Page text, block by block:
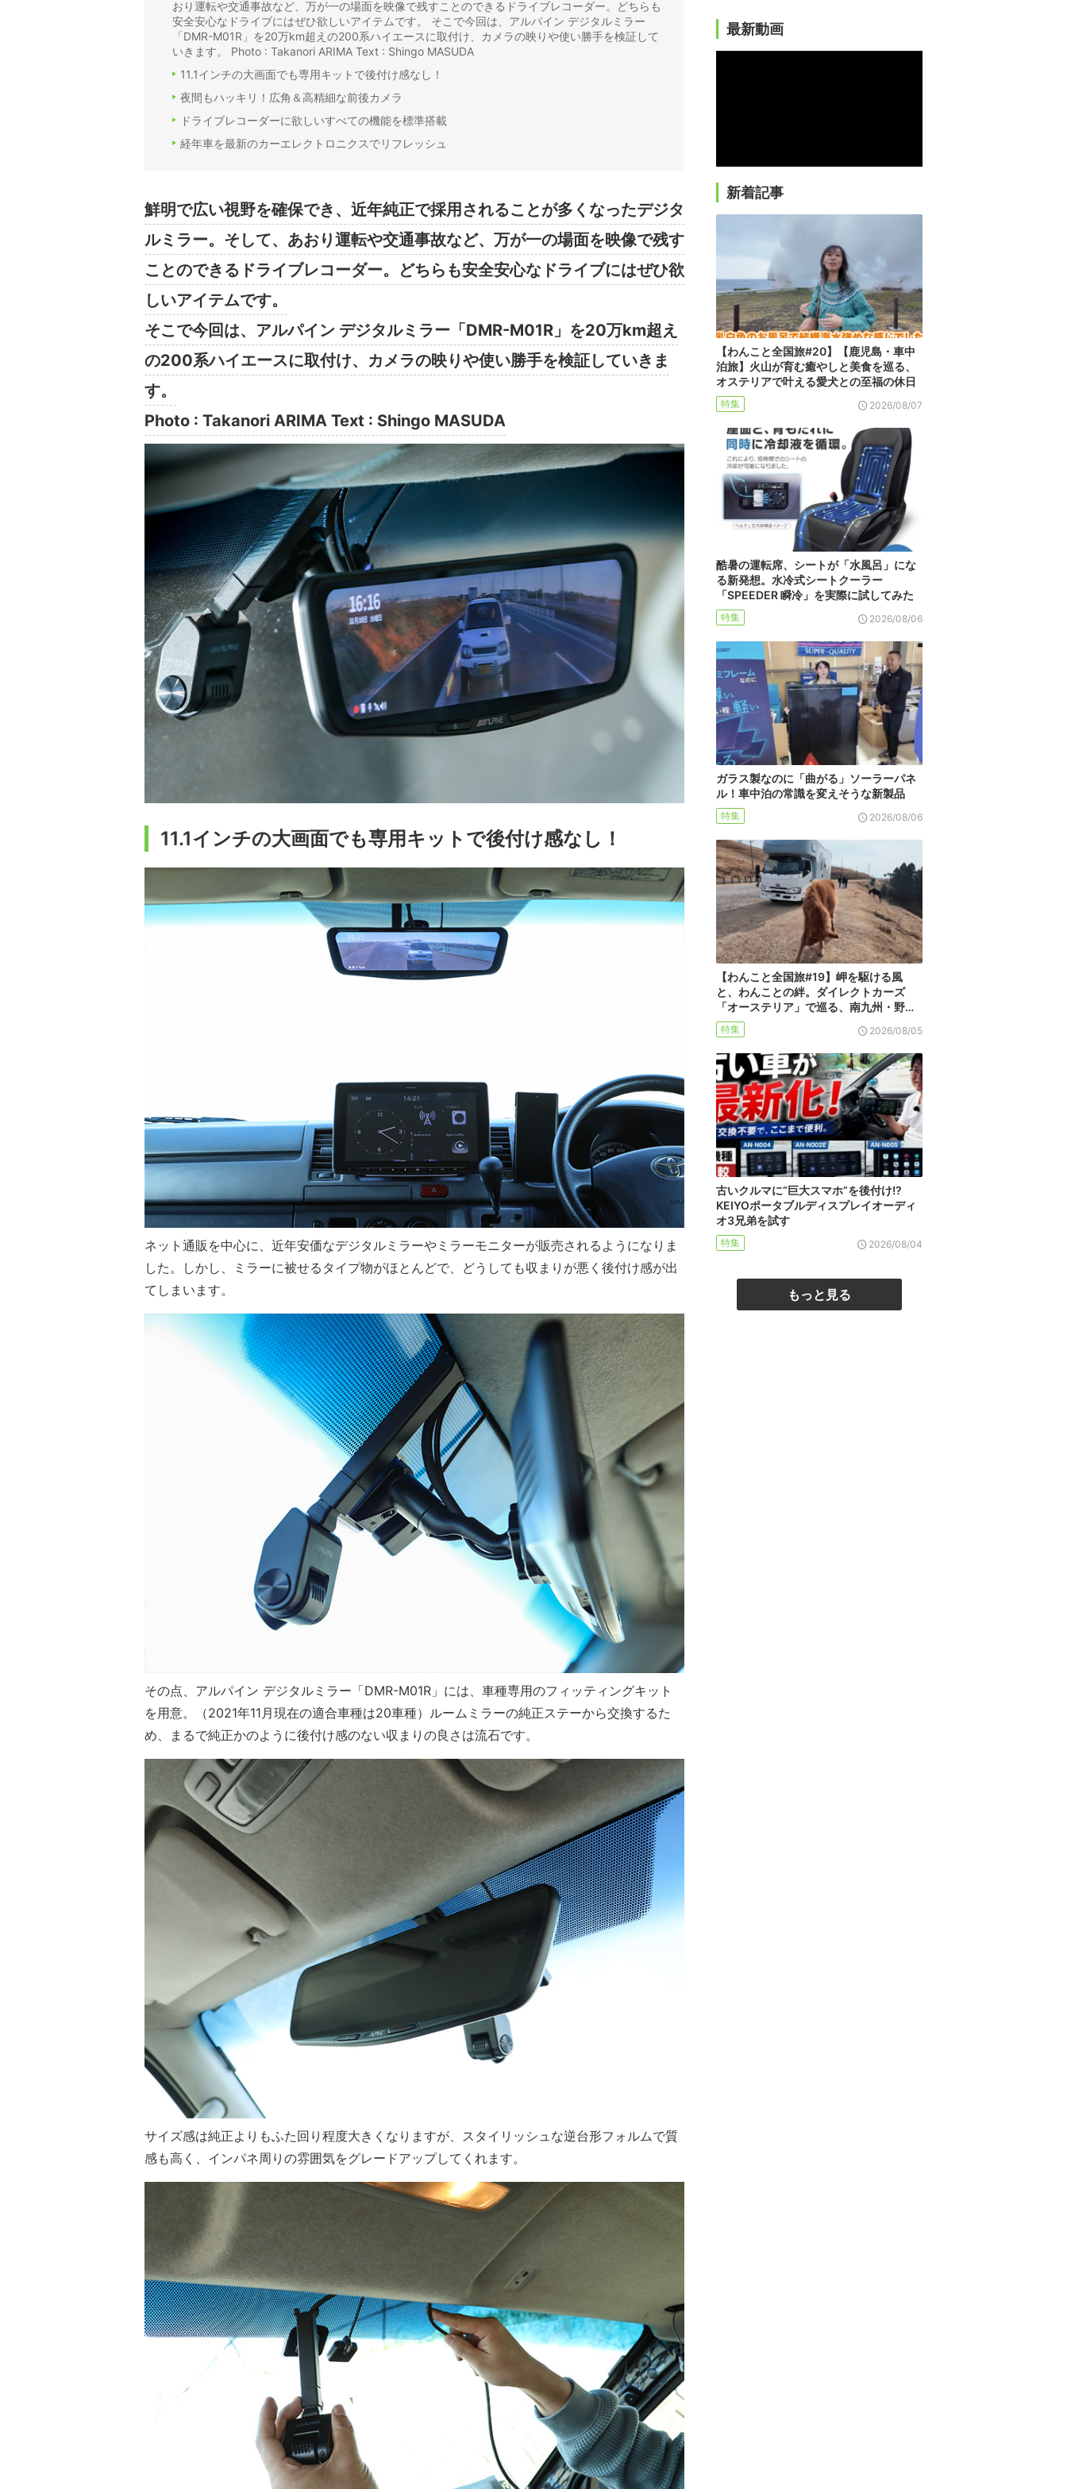
おり運転や交通事故など、万が一の場面を映像で残すことのできるドライブレコーダー。どちらも
安全安心なドライブにはぜひ欲しいアイテムです。 そこで今回は、アルパイン デジタルミラー
「DMR-M01R」を20万km超えの200系ハイエースに取付け、カメラの映りや使い勝手を検証して
いきます。 Photo : Takanori ARIMA Text : Shingo MASUDA
11.1インチの大画面でも専用キットで後付け感なし！
夜間もハッキリ！広角＆高精細な前後カメラ
ドライブレコーダーに欲しいすべての機能を標準搭載
経年車を最新のカーエレクトロニクスでリフレッシュ
鮮明で広い視野を確保でき、近年純正で採用されることが多くなったデジタ
ルミラー。そして、あおり運転や交通事故など、万が一の場面を映像で残す
ことのできるドライブレコーダー。どちらも安全安心なドライブにはぜひ欲
しいアイテムです。
そこで今回は、アルパイン デジタルミラー「DMR-M01R」を20万km超え
の200系ハイエースに取付け、カメラの映りや使い勝手を検証していきま
す。
Photo : Takanori ARIMA Text : Shingo MASUDA
11.1インチの大画面でも専用キットで後付け感なし！
ネット通販を中心に、近年安価なデジタルミラーやミラーモニターが販売されるようになりま
した。しかし、ミラーに被せるタイプ物がほとんどで、どうしても収まりが悪く後付け感が出
てしまいます。
その点、アルパイン デジタルミラー「DMR-M01R」には、車種専用のフィッティングキット
を用意。（2021年11月現在の適合車種は20車種）ルームミラーの純正ステーから交換するた
め、まるで純正かのように後付け感のない収まりの良さは流石です。
サイズ感は純正よりもふた回り程度大きくなりますが、スタイリッシュな逆台形フォルムで質
感も高く、インパネ周りの雰囲気をグレードアップしてくれます。
最新動画
新着記事
【わんこと全国旅#20】【鹿児島・車中
泊旅】火山が育む癒やしと美食を巡る、
オステリアで叶える愛犬との至福の休日
特集 2026/08/07
酷暑の運転席、シートが「水風呂」にな
る新発想。水冷式シートクーラー
「SPEEDER 瞬冷」を実際に試してみた
特集 2026/08/06
ガラス製なのに「曲がる」ソーラーパネ
ル！車中泊の常識を変えそうな新製品
特集 2026/08/06
【わんこと全国旅#19】岬を駆ける風
と、わんことの絆。ダイレクトカーズ
「オーステリア」で巡る、南九州・野…
特集 2026/08/05
古いクルマに“巨大スマホ”を後付け!?
KEIYOポータブルディスプレイオーディ
オ3兄弟を試す
特集 2026/08/04
もっと見る